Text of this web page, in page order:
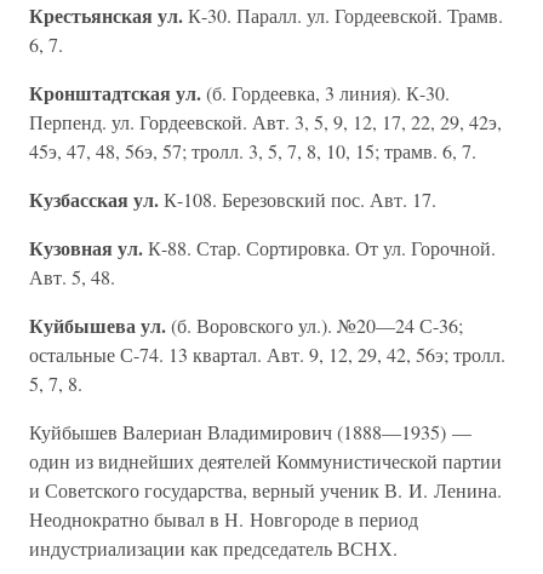
Крестьянская ул.К-30. Паралл. ул. Гордеевской. Трамв.
6, 7.
Кронштадтская ул.(б. Гордеевка, 3 линия). К-30.
Перпенд. ул. Гордеевской. Авт. 3, 5, 9, 12, 17, 22, 29, 42э,
45э, 47, 48, 56э, 57; тролл. 3, 5, 7, 8, 10, 15; трамв. 6, 7.
Кузбасская ул.К-108. Березовский пос. Авт. 17.
Кузовная ул.К-88. Стар. Сортировка. От ул. Горочной.
Авт. 5, 48.
Куйбышева ул.(б. Воровского ул.). №20—24 С-36;
остальные С-74. 13 квартал. Авт. 9, 12, 29, 42, 56э; тролл.
5, 7, 8.
Куйбышев Валериан Владимирович (1888—1935) —
один из виднейших деятелей Коммунистической партии
и Советского государства, верный ученик В. И. Ленина.
Неоднократно бывал в Н. Новгороде в период
индустриализации как председатель ВСНХ.